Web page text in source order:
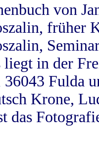
von
früher
liegt in der
36043 Fulda
Krone,
das